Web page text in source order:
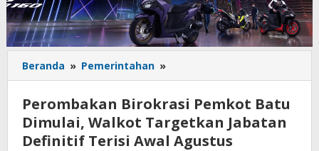
Beranda » Pemerintahan »
Birokrasi
Pemkot
Batu
Dimulai,
Walkot
Perombakan Birokrasi Pemkot Batu
Dimulai, Walkot Targetkan Jabatan
Definitif Terisi Awal Agustus